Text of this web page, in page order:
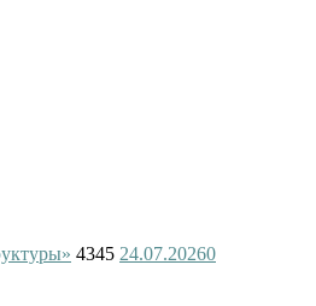
4345 24.07.20260